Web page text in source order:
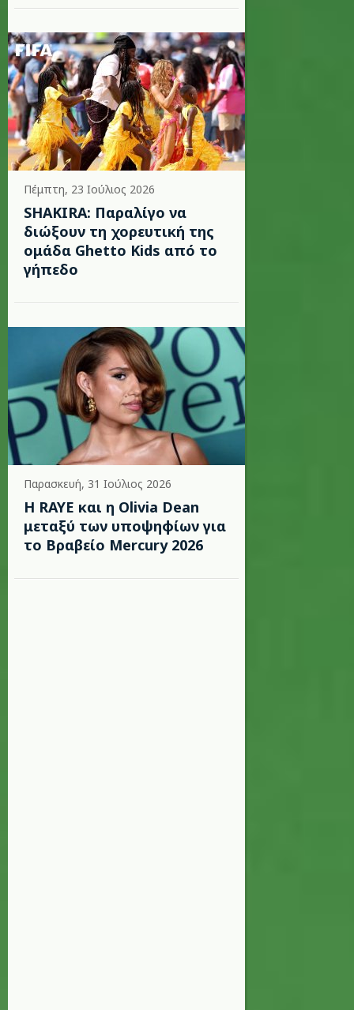
Πέμπτη, 23 Ιούλιος 2026
SHAKIRA: Παραλίγο να
διώξουν τη χορευτική της
ομάδα Ghetto Kids από το
γήπεδο
Παρασκευή, 31 Ιούλιος 2026
Η RAYE και η Olivia Dean
μεταξύ των υποψηφίων για
το Βραβείο Mercury 2026